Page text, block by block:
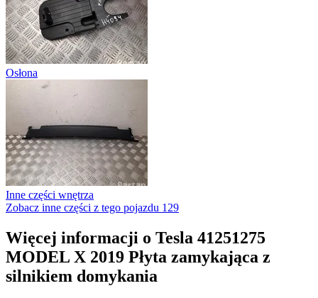
Osłona
Inne części wnętrza
Zobacz inne części z tego pojazdu 129
Więcej informacji o Tesla 41251275
MODEL X 2019 Płyta zamykająca z
silnikiem domykania